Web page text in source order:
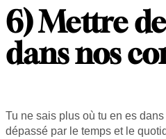
6) Mettre
dans nos
Tu ne sais plus où tu en es
dépassé par le temps et le